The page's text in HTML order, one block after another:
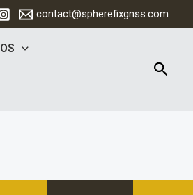
contact@spherefixgnss.com